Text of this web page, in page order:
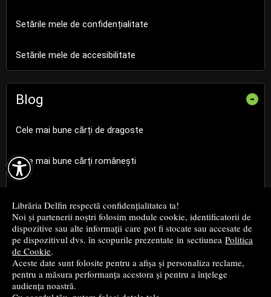

Librăria Delfin respectă confidențialitatea ta!
Noi și partenerii noștri folosim module cookie, identificatorii de
dispozitive sau alte informații care pot fi stocate sau accesate de
pe dispozitivul dvs. în scopurile prezentate in sectiunea Politica
de Cookie.
Aceste date sunt folosite pentru a afișa și personaliza reclame,
pentru a măsura performanța acestora și pentru a înțelege
audiența noastră.
Setările mele de confidențialitate
Setările mele de accesibilitate
Blog -
Cele mai bune cărți de dragoste
Cele mai bune cărți românești
Cele mai bune cărți de istorie
Top cărți beletristică
...toate știrile